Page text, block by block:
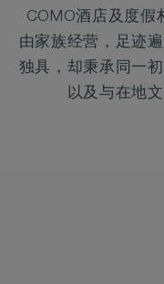
TO
COMO
HOTELS
COMO酒店及度假
由家族经营，足迹
独具，却秉承同一
以及与在地